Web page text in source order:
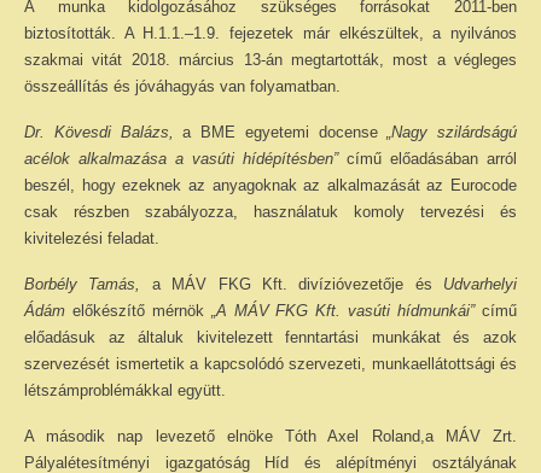
A munka kidolgozásához szükséges forrásokat 2011-ben
biztosították. A H.1.1.–1.9. fejezetek már elkészültek, a nyilvános
szakmai vitát 2018. március 13-án megtartották, most a végleges
összeállítás és jóváhagyás van folyamatban.
Dr. Kövesdi Balázs, a BME egyetemi docense„Nagy szilárdságú
acélok alkalmazása a vasúti hídépítésben”című előadásában arról
beszél, hogy ezeknek az anyagoknak az alkalmazását az Eurocode
csak részben szabályozza, használatuk komoly tervezési és
kivitelezési feladat.
Borbély Tamás, a MÁV FKG Kft. divízióvezetője és Udvarhelyi
Ádám előkészítő mérnök „A MÁV FKG Kft. vasúti hídmunkái”című
előadásuk az általuk kivitelezett fenntartási munkákat és azok
szervezését ismertetik a kapcsolódó szervezeti, munkaellátottsági és
létszámproblémákkal együtt.
A második nap levezető elnöke Tóth Axel Roland,a MÁV Zrt.
Pályalétesítményi igazgatóság Híd és alépítményi osztályának